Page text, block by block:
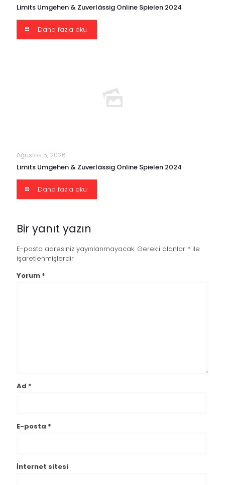
Limits Umgehen & Zuverlässig Online Spielen 2024
Daha fazla oku
Ağustos 5, 2026
Limits Umgehen & Zuverlässig Online Spielen 2024
Daha fazla oku
Bir yanıt yazın
E-posta adresiniz yayınlanmayacak. Gerekli alanlar * ile
işaretlenmişlerdir
Yorum *
Ad *
E-posta *
İnternet sitesi